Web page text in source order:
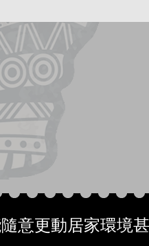
意更動居家環境